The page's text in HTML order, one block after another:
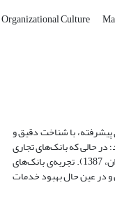
Organizational Culture
است (ستایش، 1389). بانک‌های پیشرو در کشورهای پیشرفته، با شناخت دقیق و
در حالی که بانک‌های تجاری
ایران با وجود فعالیت‌های توسعه‌ای چشم‌گیر در داخل کشور، فعالیت‌های بین‌المللی محدود و سهم ناچیزی در بازارهای مالی جهان دارند (آقازاده و همکاران، 1387). تجربه‌ی بانک‌های
و در عین حال بهبود خدمات